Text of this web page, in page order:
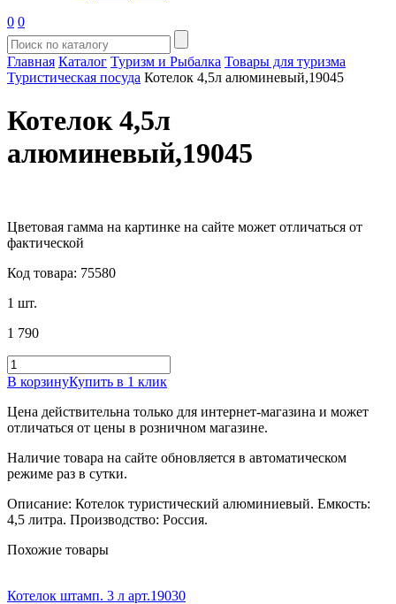
0 0
Главная Каталог Туризм и Рыбалка Товары для туризма
Туристическая посуда Котелок 4,5л алюминевый,19045
Котелок 4,5л
алюминевый,19045
Цветовая гамма на картинке на сайте может отличаться от
фактической
Код товара: 75580
1 шт.
1 790
В корзинуКупить в 1 клик
Цена действительна только для интернет-магазина и может
отличаться от цены в розничном магазине.
Наличие товара на сайте обновляется в автоматическом
режиме раз в сутки.
Описание: Котелок туристический алюминиевый. Емкость:
4,5 литра. Производство: Россия.
Похожие товары
Котелок штамп. 3 л арт.19030